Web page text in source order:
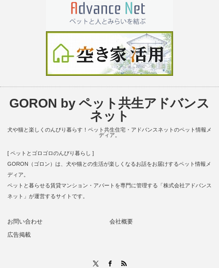
GORON by ペット共生アドバンス
ネット
犬や猫と楽しくのんびり暮らす！ペット共生住宅・アドバンスネットのペット情報メ
ディア。
[ ペットとゴロゴロのんびり暮らし ]
GORON（ゴロン）は、犬や猫との生活が楽しくなるお話をお届けするペット情報メ
ディア。
ペットと暮らせる賃貸マンション・アパートを専門に管理する「株式会社アドバンス
ネット」が運営するサイトです。
お問い合わせ
会社概要
広告掲載
Facebook